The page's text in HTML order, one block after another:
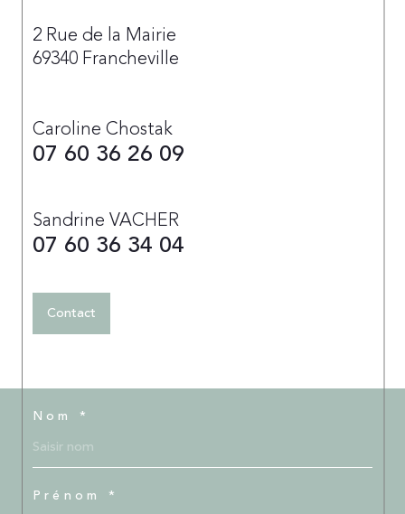
Nom *
Prénom *
2 Rue de la Mairie
69340
Francheville
Caroline Chostak
07 60 36 26 09
Sandrine VACHER
07 60 36 34 04
Contact